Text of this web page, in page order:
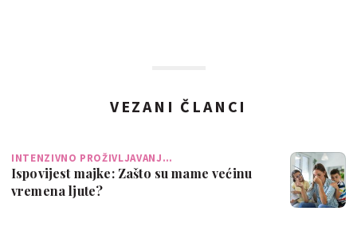
VEZANI ČLANCI
INTENZIVNO PROŽIVLJAVANJ…
Ispovijest majke: Zašto su mame većinu
vremena ljute?